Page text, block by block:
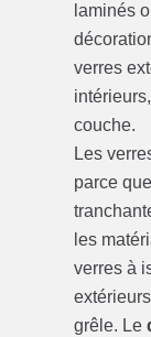
laminés
verres
couche.
Les
parce
les
verres à
grêle. Le